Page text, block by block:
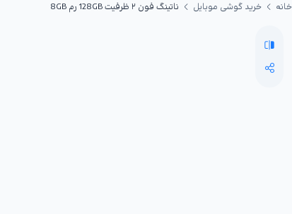
خانه خرید گوشی موبایل ناتینگ فون ۲ ظرفیت 128GB رم 8GB